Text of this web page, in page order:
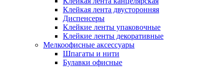
Клейкая лента двусторонняя
Диспенсеры
Клейкие ленты упаковочные
Клейкие ленты декоративные
Мелкоофисные аксессуары
Шпагаты и нити
Булавки офисные